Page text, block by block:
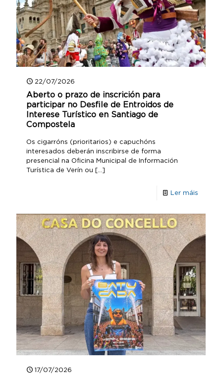
22/07/2026
Aberto o prazo de inscrición para
participar no Desfile de Entroidos de
Interese Turístico en Santiago de
Compostela
Os cigarróns (prioritarios) e capuchóns
interesados deberán inscribirse de forma
presencial na Oficina Municipal de Información
Turística de Verín ou […]
Ler máis
17/07/2026